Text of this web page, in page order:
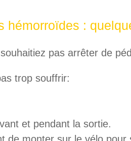
hémorroïdes :
pas arrêter de
trop souffrir:
et pendant la sortie.